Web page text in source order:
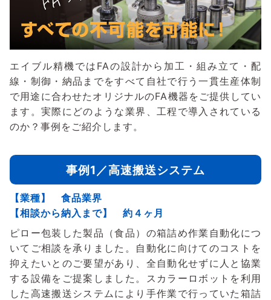
エイブル精機ではFAの設計から加工・組み立て・配
線・制御・納品までをすべて自社で行う一貫生産体制
で用途に合わせたオリジナルのFA機器をご提供してい
ます。実際にどのような業界、工程で導入されている
のか？事例をご紹介します。
事例1／高速搬送システム
【業種】 食品業界
【相談から納入まで】 約４ヶ月
ピロー包装した製品（食品）の箱詰め作業自動化につ
いてご相談を承りました。自動化に向けてのコストを
抑えたいとのご要望があり、全自動化せずに人と協業
する設備をご提案しました。スカラーロボットを利用
した高速搬送システムにより手作業で行っていた箱詰